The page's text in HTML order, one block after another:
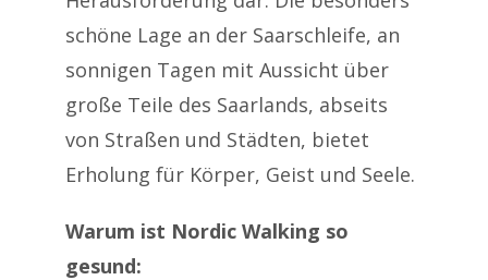
schöne Lage an der Saarschleife, an
sonnigen Tagen mit Aussicht über
große Teile des Saarlands, abseits
von Straßen und Städten, bietet
Erholung für Körper, Geist und Seele.
Warum ist Nordic Walking so
gesund: